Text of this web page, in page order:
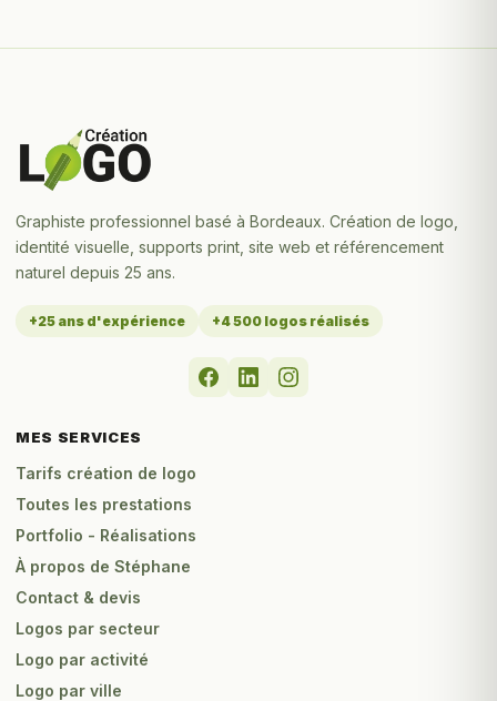
Graphiste professionnel basé à Bordeaux. Création de logo,
identité visuelle, supports print, site web et référencement
naturel depuis 25 ans.
+25 ans d'expérience +4 500 logos réalisés
MES SERVICES
Tarifs création de logo
Toutes les prestations
Portfolio - Réalisations
À propos de Stéphane
Contact & devis
Logos par secteur
Logo par activité
Logo par ville